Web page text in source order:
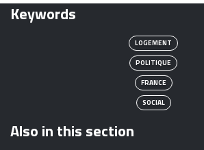
Keywords
LOGEMENT
POLITIQUE
FRANCE
SOCIAL
Also in this section